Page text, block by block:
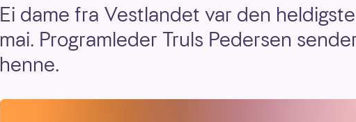
Ei dame fra Vestlandet var den
mai. Programleder Truls Pedersen
henne.